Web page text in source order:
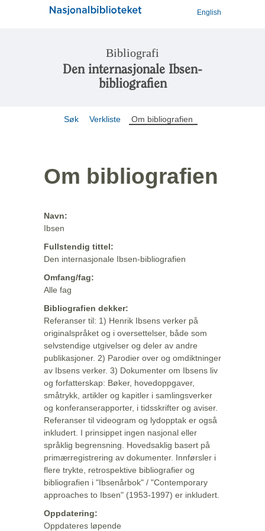
English
Bibliografi
Den internasjonale Ibsen-
bibliografien
Søk Verkliste Om bibliografien
Om bibliografien
Navn:
Ibsen
Fullstendig tittel:
Den internasjonale Ibsen-bibliografien
Omfang/fag:
Alle fag
Bibliografien dekker:
Referanser til: 1) Henrik Ibsens verker på
originalspråket og i oversettelser, både som
selvstendige utgivelser og deler av andre
publikasjoner. 2) Parodier over og omdiktninger
av Ibsens verker. 3) Dokumenter om Ibsens liv
og forfatterskap: Bøker, hovedoppgaver,
småtrykk, artikler og kapitler i samlingsverker
og konferanserapporter, i tidsskrifter og aviser.
Referanser til videogram og lydopptak er også
inkludert. I prinsippet ingen nasjonal eller
språklig begrensning. Hovedsaklig basert på
primærregistrering av dokumenter. Innførsler i
flere trykte, retrospektive bibliografier og
bibliografien i "Ibsenårbok" / "Contemporary
approaches to Ibsen" (1953-1997) er inkludert.
Oppdatering:
Oppdateres løpende